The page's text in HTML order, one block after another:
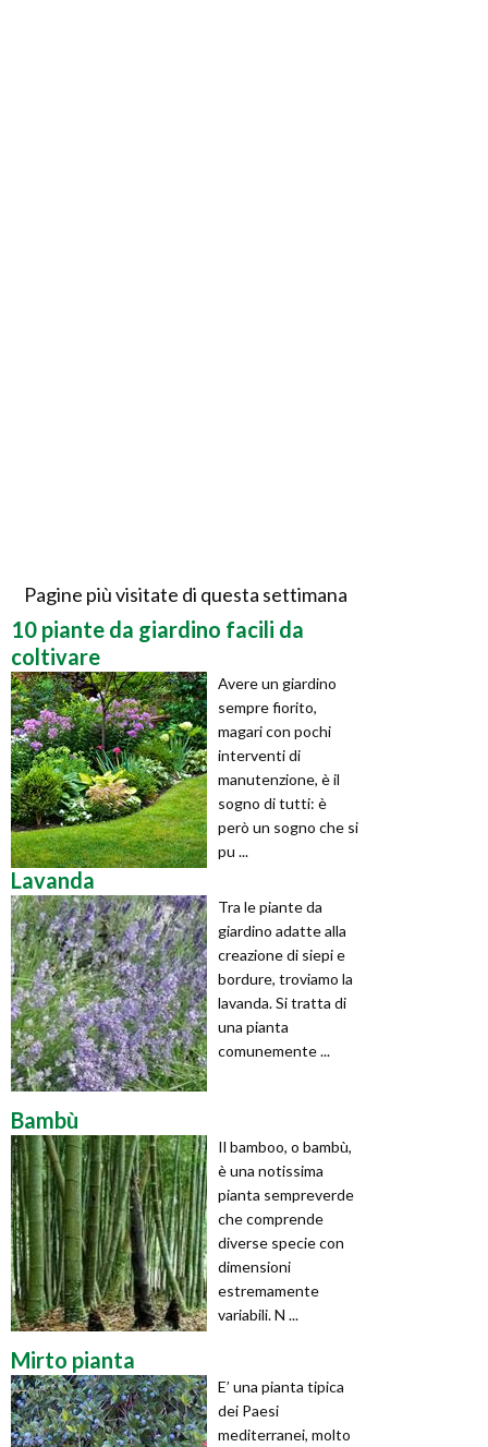
Pagine più visitate di questa settimana
10 piante da giardino facili da
coltivare
Avere un giardino
sempre fiorito,
magari con pochi
interventi di
manutenzione, è il
sogno di tutti: è
però un sogno che si
pu ...
Lavanda
Tra le piante da
giardino adatte alla
creazione di siepi e
bordure, troviamo la
lavanda. Si tratta di
una pianta
comunemente ...
Bambù
Il bamboo, o bambù,
è una notissima
pianta sempreverde
che comprende
diverse specie con
dimensioni
estremamente
variabili. N ...
Mirto pianta
E’ una pianta tipica
dei Paesi
mediterranei, molto